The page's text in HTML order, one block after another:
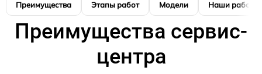
Преимущества Этапы работ Модели Наши работы
Преимущества сервис-
центра